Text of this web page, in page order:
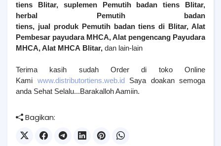
tiens Blitar, suplemen Pemutihbadan tiens Blitar,
herbal Pemutihbadan
tiens, jual produk Pemutihbadan tiens di Blitar, Alat
Pembesar payudara MHCA, Alat pengencang Payudara
MHCA, Alat MHCA Blitar, dan lain-lain
Terima kasih sudah Order di toko Online
Kami www.distributortiens.web.idSaya doakan semoga
anda Sehat Selalu...Barakalloh Aamiin.
Bagikan: